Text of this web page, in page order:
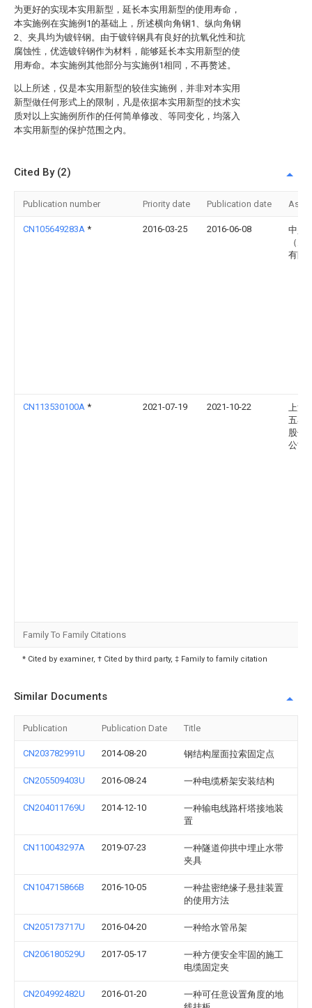
为更好的实现本实用新型，延长本实用新型的使用寿命，
本实施例在实施例1的基础上，所述横向角钢1、纵向角钢
2、夹具均为镀锌钢。由于镀锌钢具有良好的抗氧化性和抗
腐蚀性，优选镀锌钢作为材料，能够延长本实用新型的使
用寿命。本实施例其他部分与实施例1相同，不再赘述。
以上所述，仅是本实用新型的较佳实施例，并非对本实用
新型做任何形式上的限制，凡是依据本实用新型的技术实
质对以上实施例所作的任何简单修改、等同变化，均落入
本实用新型的保护范围之内。
Cited By (2)
Publication number Priority date Publication date
CN105649283A * 2016-03-25 2016-06-08
中兴
（天
有限
CN113530100A * 2021-07-19 2021-10-22
上汽
五菱
股份
公司
Family To Family Citations
* Cited by examiner, † Cited by third party, ‡ Family to family citation
Similar Documents
Publication Publication Date Title
CN203782991U 2014-08-20 钢结构屋面拉索固定点
CN205509403U 2016-08-24 一种电缆桥架安装结构
CN204011769U 2014-12-10
一种输电线路杆塔接地装
置
CN110043297A 2019-07-23
一种隧道仰拱中埋止水带
夹具
CN104715866B 2016-10-05
一种盐密绝缘子悬挂装置
的使用方法
CN205173717U 2016-04-20 一种给水管吊架
CN206180529U 2017-05-17
一种方便安全牢固的施工
电缆固定夹
CN204992482U 2016-01-20
一种可任意设置角度的地